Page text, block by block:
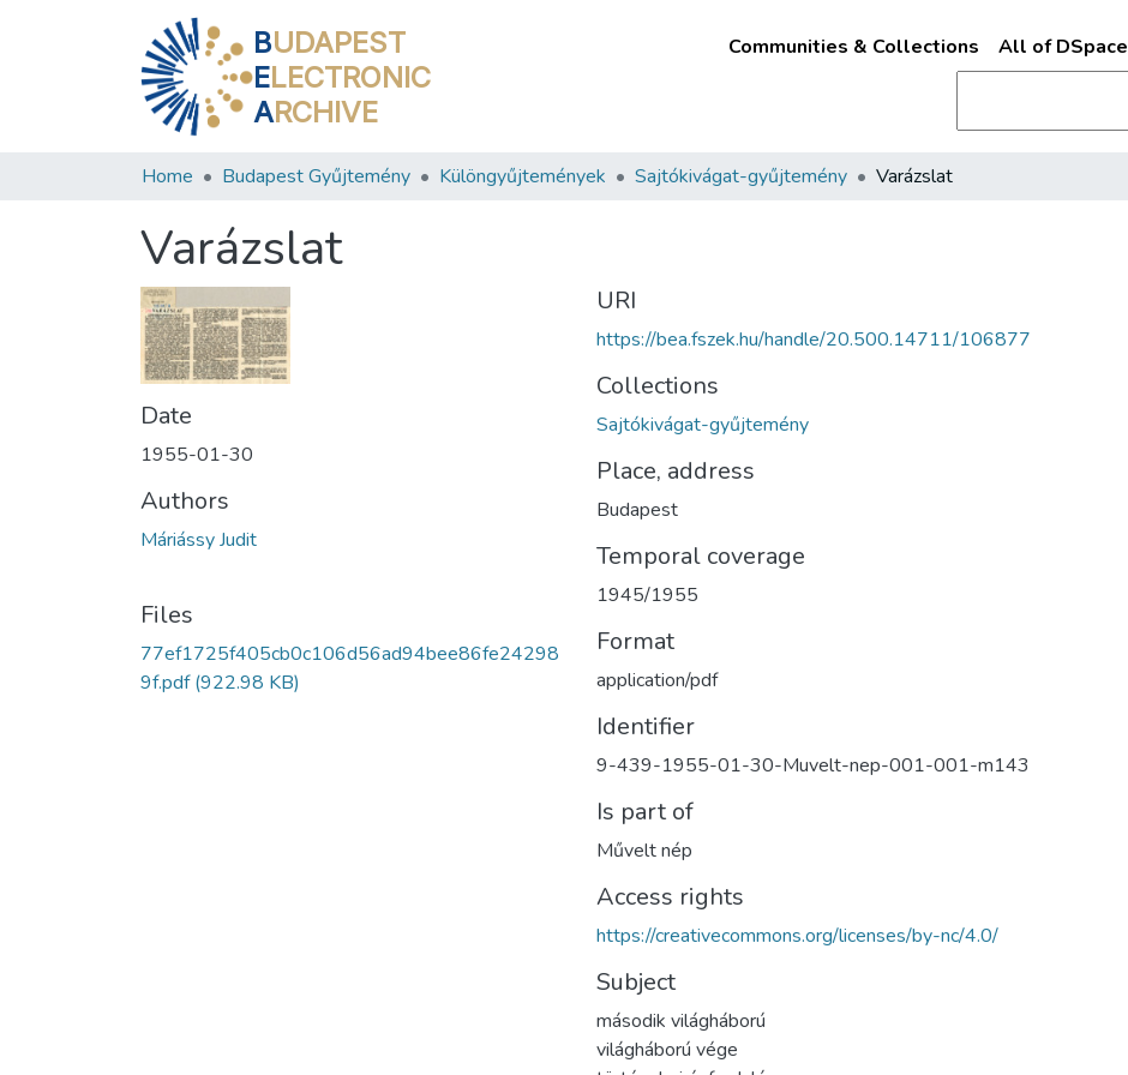
BUDAPEST
ELECTRONIC
ARCHIVE
Communities & Collections All of DSpace
Home Budapest Gyűjtemény Különgyűjtemények Sajtókivágat-gyűjtemény Varázslat
Varázslat
Date
1955-01-30
Authors
Máriássy Judit
Files
77ef1725f405cb0c106d56ad94bee86fe24298
9f.pdf(922.98 KB)
URI
https://bea.fszek.hu/handle/20.500.14711/106877
Collections
Sajtókivágat-gyűjtemény
Place, address
Budapest
Temporal coverage
1945/1955
Format
application/pdf
Identifier
9-439-1955-01-30-Muvelt-nep-001-001-m143
Is part of
Művelt nép
Access rights
https://creativecommons.org/licenses/by-nc/4.0/
Subject
második világháború
világháború vége